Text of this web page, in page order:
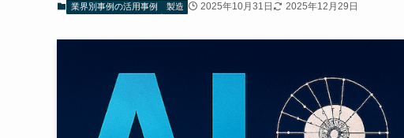
業界別事例の活用事例 製造 2025年10月31日 2025年12月29日